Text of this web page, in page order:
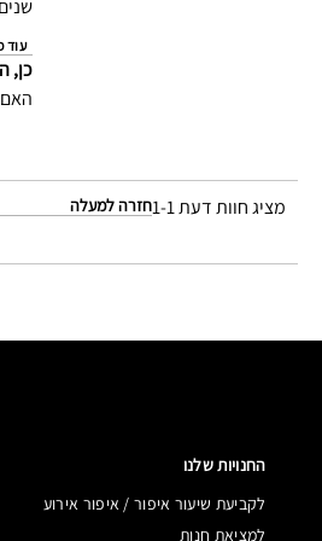
שנים ערבבתי 2 סמקים כדי
עוד
כן,
מציג חוות דעת1-1חזרה למעלה
החנויות שלנו
לקביעת שיעור איפור / איפור אירוע
למציאת חנות